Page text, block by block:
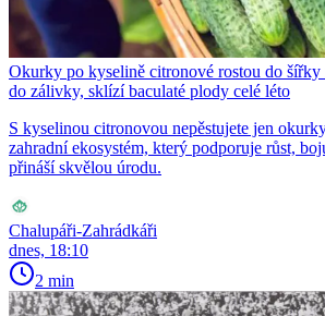
Okurky po kyselině citronové rostou do
do zálivky, sklízí baculaté plody celé léto
S kyselinou citronovou nepěstujete jen
zahradní ekosystém, který podporuje růst,
přináší skvělou úrodu.
Chalupáři-Zahrádkáři
dnes, 18:10
2 min